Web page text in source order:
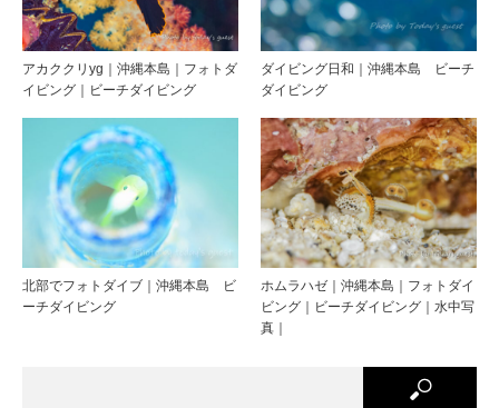
アカククリyg｜沖縄本島｜フォトダ
イビング｜ビーチダイビング
ダイビング日和｜沖縄本島 ビーチ
ダイビング
北部でフォトダイブ｜沖縄本島 ビ
ーチダイビング
ホムラハゼ｜沖縄本島｜フォトダイ
ビング｜ビーチダイビング｜水中写
真｜